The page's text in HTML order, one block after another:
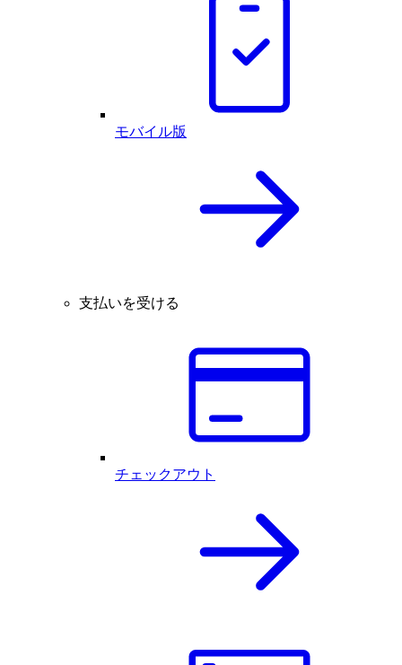
モバイル版
支払いを受ける
チェックアウト